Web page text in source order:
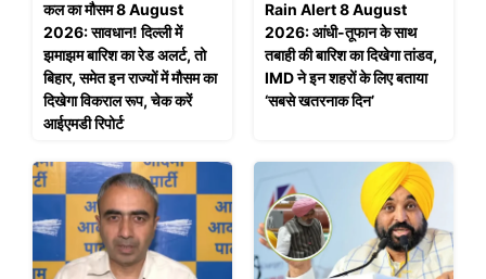
कल का मौसम 8 August
2026: सावधान! दिल्ली में
झमाझम बारिश का रेड अलर्ट, तो
बिहार, समेत इन राज्यों में मौसम का
दिखेगा विकराल रूप, चेक करें
आईएमडी रिपोर्ट
Rain Alert 8 August
2026: आंधी-तूफान के साथ
तबाही की बारिश का दिखेगा तांडव,
IMD ने इन शहरों के लिए बताया
‘सबसे खतरनाक दिन’